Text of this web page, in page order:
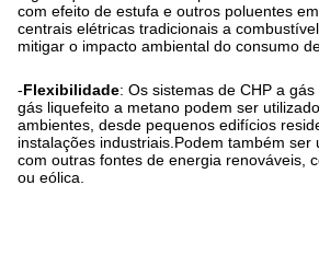
com efeito de estufa e outros poluentes
centrais elétricas tradicionais a
mitigar o impacto ambiental do consumo
-Flexibilidade: Os sistemas de CHP a
gás liquefeito a metano podem ser
ambientes, desde pequenos edifícios
instalações industriais.Podem também ser
com outras fontes de energia renováveis,
ou eólica.